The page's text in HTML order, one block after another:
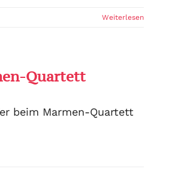
Weiterlesen
Quartett
beim Marmen-Quartett